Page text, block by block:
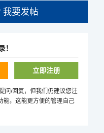
我要发帖
！
立即注册
问/回复，但我们仍建议您注
能，这能更方便的管理自己